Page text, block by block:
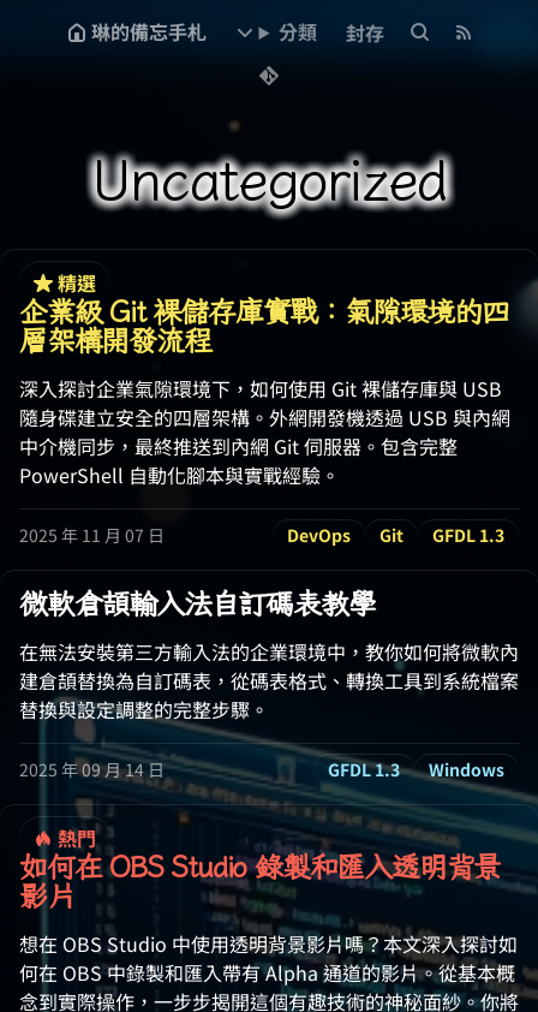
琳的備忘手札 分類 封存
Uncategorized
精選
企業級 Git 裸儲存庫實戰：氣隙環境的四
層架構開發流程
深入探討企業氣隙環境下，如何使用 Git 裸儲存庫與 USB
隨身碟建立安全的四層架構。外網開發機透過 USB 與內網
中介機同步，最終推送到內網 Git 伺服器。包含完整
PowerShell 自動化腳本與實戰經驗。
2025 年 11 月 07 日 DevOps Git GFDL 1.3
微軟倉頡輸入法自訂碼表教學
在無法安裝第三方輸入法的企業環境中，教你如何將微軟內
建倉頡替換為自訂碼表，從碼表格式、轉換工具到系統檔案
替換與設定調整的完整步驟。
2025 年 09 月 14 日 GFDL 1.3 Windows
熱門
如何在 OBS Studio 錄製和匯入透明背景
影片
想在 OBS Studio 中使用透明背景影片嗎？本文深入探討如
何在 OBS 中錄製和匯入帶有 Alpha 通道的影片。從基本概
念到實際操作，一步步揭開這個有趣技術的神秘面紗。你將